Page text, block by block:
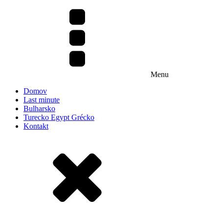
Menu
Domov
Last minute
Bulharsko
Turecko Egypt Grécko
Kontakt